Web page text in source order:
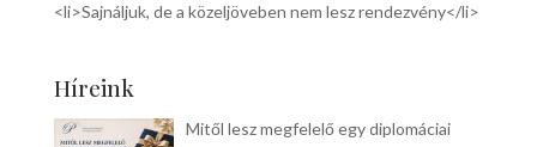
<li>Sajnáljuk, de a közeljöveben nem lesz rendezvény</li>
Híreink
Mitől lesz megfelelő egy diplomáciai